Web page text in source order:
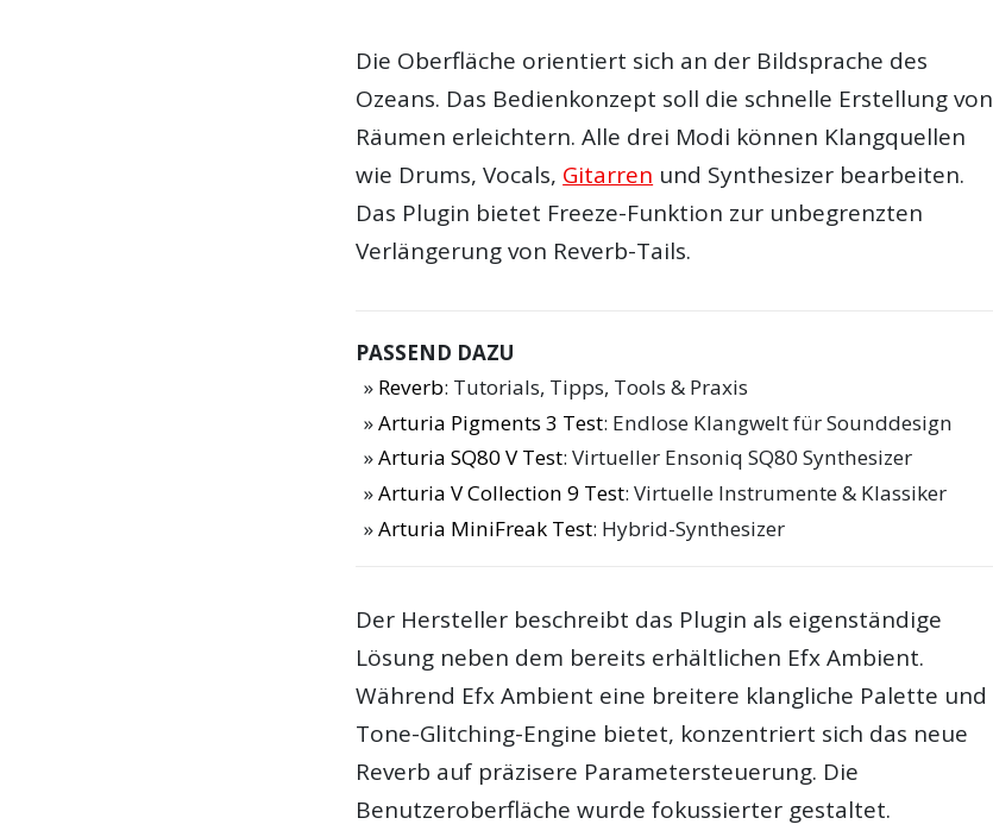
Die Oberfläche orientiert sich an der Bildsprache des
Ozeans. Das Bedienkonzept soll die schnelle Erstellung von
Räumen erleichtern. Alle drei Modi können Klangquellen
wie Drums, Vocals, Gitarren und Synthesizer bearbeiten.
Das Plugin bietet Freeze-Funktion zur unbegrenzten
Verlängerung von Reverb-Tails.
PASSEND DAZU
Reverb: Tutorials, Tipps, Tools & Praxis
Arturia Pigments 3 Test: Endlose Klangwelt für Sounddesign
Arturia SQ80 V Test: Virtueller Ensoniq SQ80 Synthesizer
Arturia V Collection 9 Test: Virtuelle Instrumente & Klassiker
Arturia MiniFreak Test: Hybrid-Synthesizer
Der Hersteller beschreibt das Plugin als eigenständige
Lösung neben dem bereits erhältlichen Efx Ambient.
Während Efx Ambient eine breitere klangliche Palette und
Tone-Glitching-Engine bietet, konzentriert sich das neue
Reverb auf präzisere Parametersteuerung. Die
Benutzeroberfläche wurde fokussierter gestaltet.